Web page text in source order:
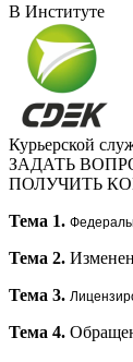
В Институте
Курьерской
ЗАДАТЬ
ПОЛУЧИТЬ
Тема 1.
Тема 2.
Тема 3.
Тема 4.